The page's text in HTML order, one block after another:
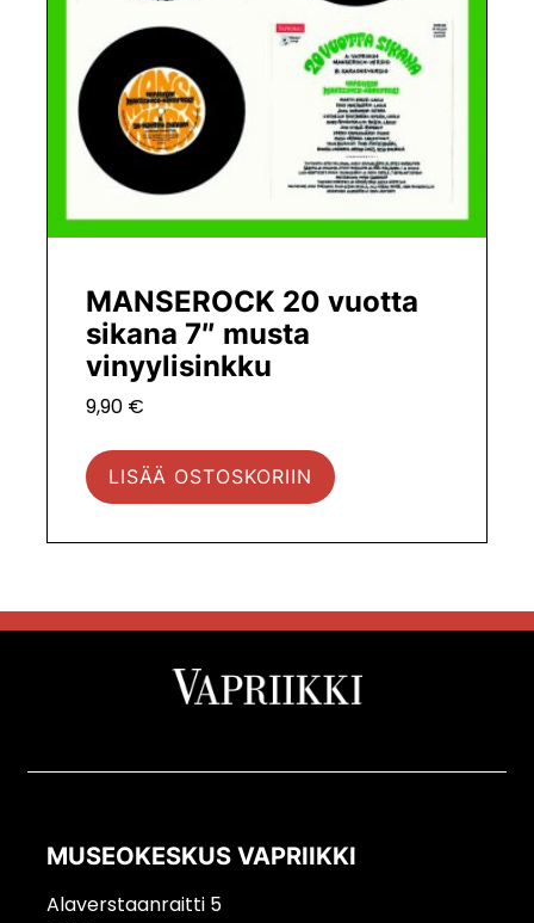
MANSEROCK 20 vuotta
sikana 7″ musta
vinyylisinkku
9,90 €
LISÄÄ OSTOSKORIIN
MUSEOKESKUS VAPRIIKKI
Alaverstaanraitti 5